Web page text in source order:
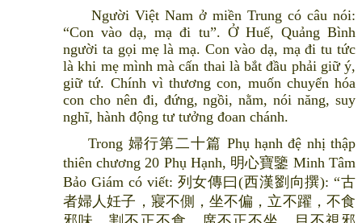
Người Việt Nam ở miền Trung có câu nói:
“Con vào dạ, mạ đi tu”. Ở Huế, Quảng Bình
người ta gọi mẹ là mạ. Con vào dạ, mạ đi tu tức
là khi mẹ mình mà cấn thai là bắt đầu phải giữ ý,
giữ tứ. Chính vì thương con, muốn chuyển hóa
con cho nên đi, đứng, ngồi, nằm, nói năng, suy
nghĩ, hành động tư tưởng đoan chánh.
Trong 婦行第二十篇 Phụ hạnh đệ nhị thập
thiên chương 20 Phụ Hạnh, 明心寶鑒 Minh Tâm
Bảo Giám có viết: 列女傳曰(西漢劉向撰): “古
者婦人妊子，寢不側，坐不偏，立不躍，不食